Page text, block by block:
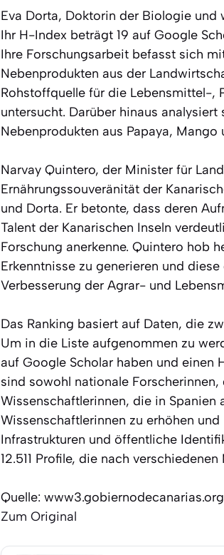
Eva Dorta, Doktorin der Biologie
Ihr H-Index beträgt 19 auf Google
Ihre Forschungsarbeit befasst sich
Nebenprodukten aus der
Rohstoffquelle für die Lebensmittel-,
untersucht. Darüber hinaus
Nebenprodukten aus Papaya,
Narvay Quintero, der Minister für
Ernährungssouveränität der
und Dorta. Er betonte, dass deren
Talent der Kanarischen Inseln
Forschung anerkenne. Quintero hob
Erkenntnisse zu generieren und
Verbesserung der Agrar- und
Das Ranking basiert auf Daten, die
Um in die Liste aufgenommen zu
auf Google Scholar haben und einen
sind sowohl nationale
Wissenschaftlerinnen, die in
Wissenschaftlerinnen zu erhöhen
Infrastrukturen und öffentliche
12.511 Profile, die nach
Quelle: www3.gobiernodecanarias.org
Zum Original